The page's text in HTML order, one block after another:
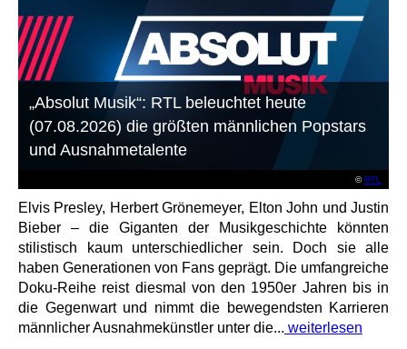
©RTL
„Absolut Musik“: RTL beleuchtet heute
(07.08.2026) die größten männlichen Popstars
und Ausnahmetalente
Elvis Presley, Herbert Grönemeyer, Elton John und Justin
Bieber – die Giganten der Musikgeschichte könnten
stilistisch kaum unterschiedlicher sein. Doch sie alle
haben Generationen von Fans geprägt. Die umfangreiche
Doku-Reihe reist diesmal von den 1950er Jahren bis in
die Gegenwart und nimmt die bewegendsten Karrieren
männlicher Ausnahmekünstler unter die... weiterlesen